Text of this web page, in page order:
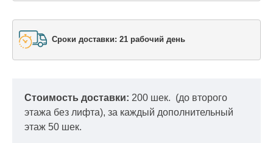
Сроки доставки: 21 рабочий день
Стоимость доставки: 200 шек. (до второго
этажа без лифта), за каждый дополнительный
этаж 50 шек.